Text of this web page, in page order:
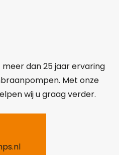
dan 25 jaar ervaring
Met onze
wij u graag verder.